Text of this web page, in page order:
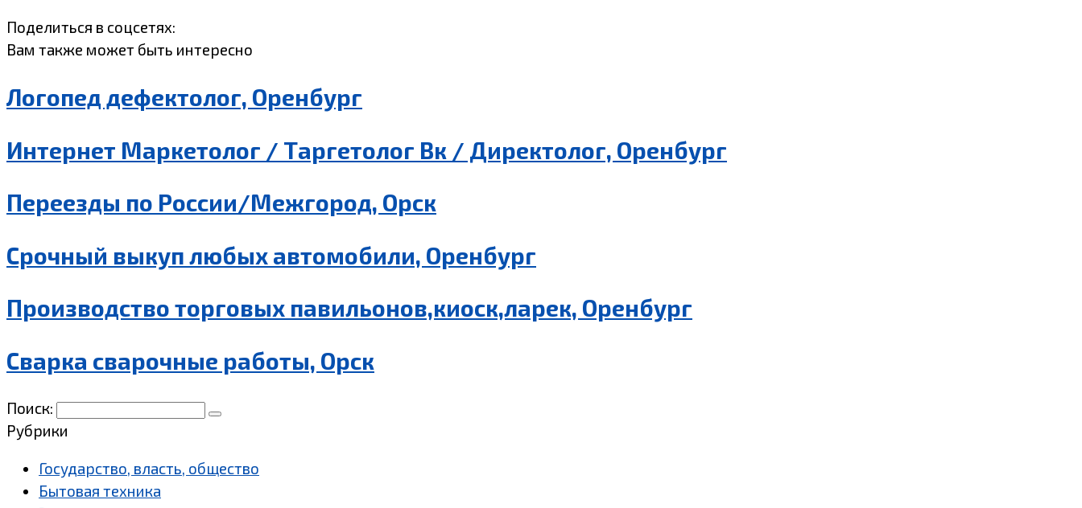
Поделиться в соцсетях:
Вам также может быть интересно
Логопед дефектолог, Оренбург
Интернет Маркетолог / Таргетолог Вк / Директолог, Оренбург
Переезды по России/Межгород, Орск
Срочный выкуп любых автомобили, Оренбург
Производство торговых павильонов,киоск,ларек, Оренбург
Сварка сварочные работы, Орск
Поиск:
Рубрики
Государство, власть, общество
Бытовая техника